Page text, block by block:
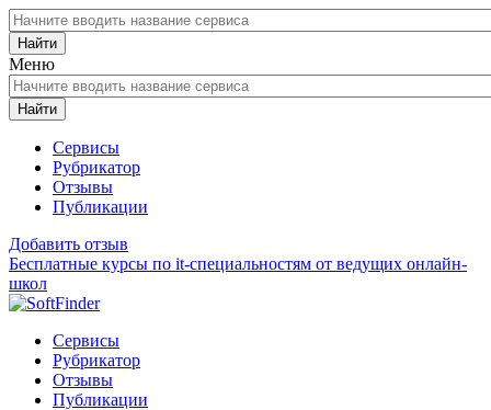
Найти
Меню
Найти
Сервисы
Рубрикатор
Отзывы
Публикации
Добавить отзыв
Бесплатные курсы по it-специальностям от ведущих онлайн-
школ
Сервисы
Рубрикатор
Отзывы
Публикации